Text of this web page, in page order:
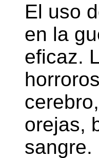
El uso
en la
eficaz.
orejas,
sangre.